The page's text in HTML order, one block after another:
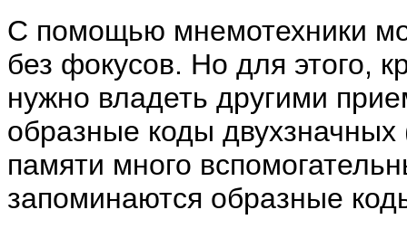
С помощью мнемотехники
без фокусов. Но для этого,
нужно владеть другими
образные коды
памяти много
запоминаются образные